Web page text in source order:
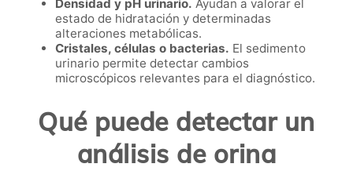
Densidad y pH urinario. Ayudan a valorar el
estado de hidratación y determinadas
alteraciones metabólicas.
Cristales, células o bacterias. El sedimento
urinario permite detectar cambios
microscópicos relevantes para el diagnóstico.
Qué puede detectar un
análisis de orina